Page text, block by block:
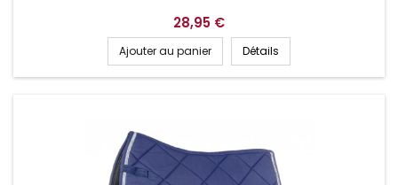
28,95 €
Ajouter au panier Détails